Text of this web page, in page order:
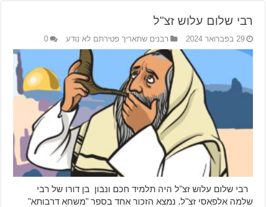
רבי שלום עלוש זצ"ל
29 בפברואר 2024 רבנים שתאריך פטירתם לא נודע 0
רבי שלום עלוש זצ"ל היה תלמיד חכם ונבון בן דורו של רבי
שלמה אלפאסי זצ"ל. נמצא הזכור אחד בספר "משחא דרבותא"